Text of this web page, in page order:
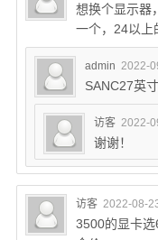
想换个显示器
一个，24以上
admin 2022-
SANC27英
访客 2022-
谢谢！
访客 2022-08-
3500的显卡